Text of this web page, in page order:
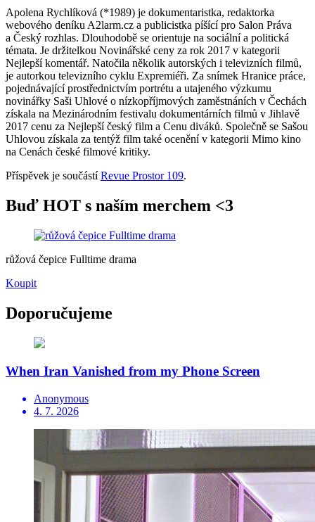
Apolena Rychlíková (*1989) je dokumentaristka, redaktorka
webového deníku A2larm.cz a publicistka píšící pro Salon Práva
a Český rozhlas. Dlouhodobě se orientuje na sociální a politická
témata. Je držitelkou Novinářské ceny za rok 2017 v kategorii
Nejlepší komentář. Natočila několik autorských i televizních filmů,
je autorkou televizního cyklu Expremiéři. Za snímek Hranice práce,
pojednávající prostřednictvím portrétu a utajeného výzkumu
novinářky Saši Uhlové o nízkopříjmových zaměstnáních v Čechách
získala na Mezinárodním festivalu dokumentárních filmů v Jihlavě
2017 cenu za Nejlepší český film a Cenu diváků. Společně se Sašou
Uhlovou získala za tentýž film také ocenění v kategorii Mimo kino
na Cenách české filmové kritiky.
Příspěvek je součástíRevue Prostor 109.
Buď HOT s naším merchem <3
růžová čepice Fulltime drama
Koupit
Doporučujeme
When Iran Vanished from my Phone Screen
Anonymous
4. 7. 2026